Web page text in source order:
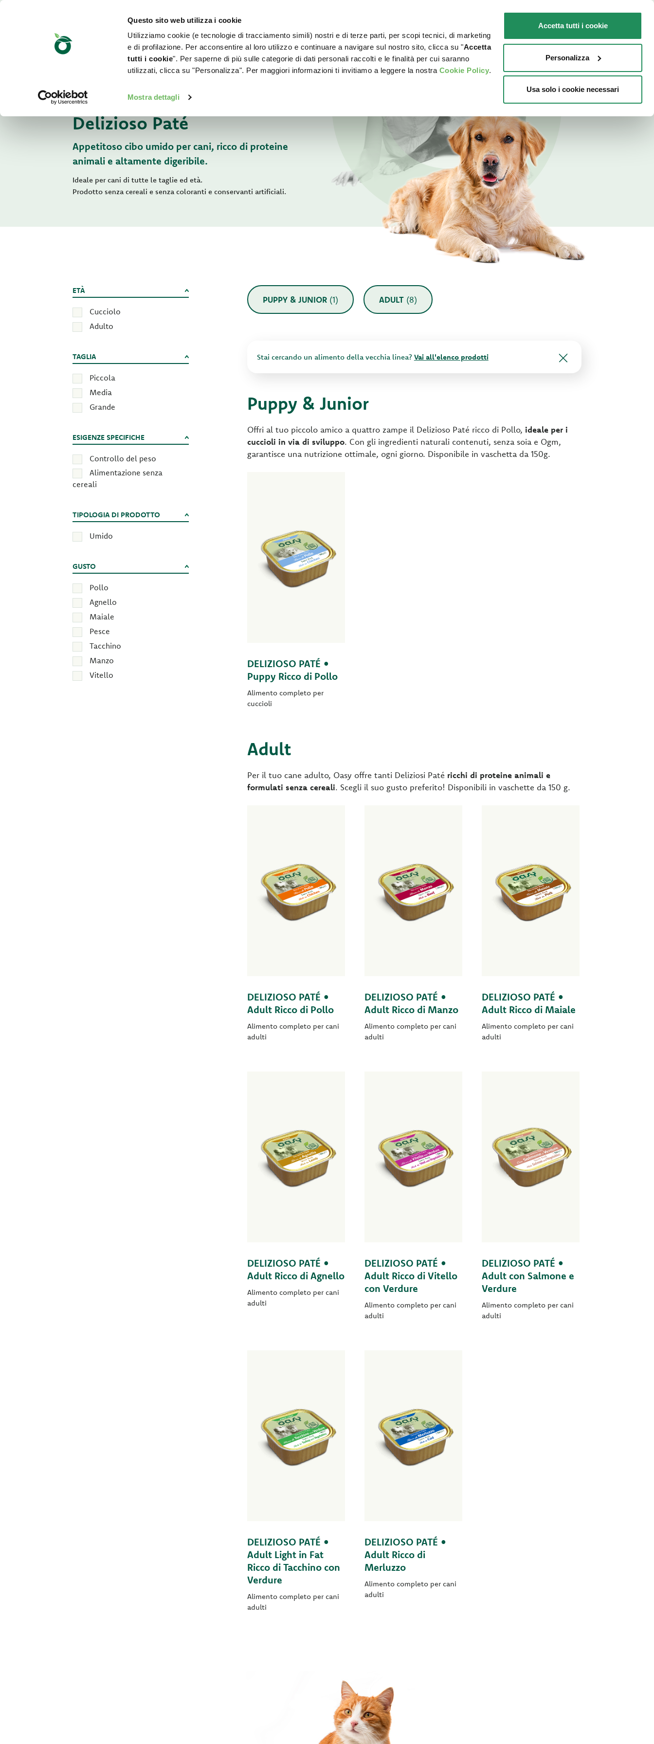
Questo sito web utilizza i cookie
Utilizziamo cookie (e tecnologie di tracciamento simili) nostri e di terze parti, per scopi tecnici, di marketing
e di profilazione. Per acconsentire al loro utilizzo e continuare a navigare sul nostro sito, clicca su "Accetta
tutti i cookie". Per saperne di più sulle categorie di dati personali raccolti e le finalità per cui saranno
utilizzati, clicca su "Personalizza". Per maggiori informazioni ti invitiamo a leggere la nostra Cookie Policy.
Mostra dettagli
Accetta tutti i cookie
Personalizza
Usa solo i cookie necessari
IL NOSTRO MONDO PER IL TUO CANE PER IL TUO GATTO DOVE ACQUISTARE PET NEWS
Per il tuo cane
Delizioso Paté
Appetitoso cibo umido per cani, ricco di proteine
animali e altamente digeribile.
Ideale per cani di tutte le taglie ed età.
Prodotto senza cereali e senza coloranti e conservanti artificiali.
ETÀ
Cucciolo
Adulto
TAGLIA
Piccola
Media
Grande
ESIGENZE SPECIFICHE
Controllo del peso
Alimentazione senza
cereali
TIPOLOGIA DI PRODOTTO
Umido
GUSTO
Pollo
Agnello
Maiale
Pesce
Tacchino
Manzo
Vitello
PUPPY & JUNIOR (1) ADULT (8)
Stai cercando un alimento della vecchia linea? Vai all'elenco prodotti
Puppy & Junior
Offri al tuo piccolo amico a quattro zampe il Delizioso Paté ricco di Pollo, ideale per i
cuccioli in via di sviluppo. Con gli ingredienti naturali contenuti, senza soia e Ogm,
garantisce una nutrizione ottimale, ogni giorno. Disponibile in vaschetta da 150g.
DELIZIOSO PATÉ •
Puppy Ricco di Pollo
Alimento completo per
cuccioli
Adult
Per il tuo cane adulto, Oasy offre tanti Deliziosi Paté ricchi di proteine animali e
formulati senza cereali. Scegli il suo gusto preferito! Disponibili in vaschette da 150 g.
DELIZIOSO PATÉ •
Adult Ricco di Pollo
Alimento completo per cani
adulti
DELIZIOSO PATÉ •
Adult Ricco di Manzo
Alimento completo per cani
adulti
DELIZIOSO PATÉ •
Adult Ricco di Maiale
Alimento completo per cani
adulti
DELIZIOSO PATÉ •
Adult Ricco di Agnello
Alimento completo per cani
adulti
DELIZIOSO PATÉ •
Adult Ricco di Vitello
con Verdure
Alimento completo per cani
adulti
DELIZIOSO PATÉ •
Adult con Salmone e
Verdure
Alimento completo per cani
adulti
DELIZIOSO PATÉ •
Adult Light in Fat
Ricco di Tacchino con
Verdure
Alimento completo per cani
adulti
DELIZIOSO PATÉ •
Adult Ricco di
Merluzzo
Alimento completo per cani
adulti